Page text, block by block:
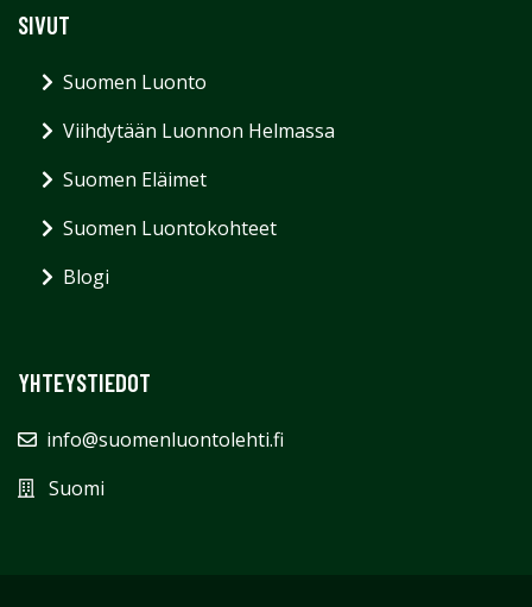
SIVUT
Suomen Luonto
Viihdytään Luonnon Helmassa
Suomen Eläimet
Suomen Luontokohteet
Blogi
YHTEYSTIEDOT
info@suomenluontolehti.fi
Suomi